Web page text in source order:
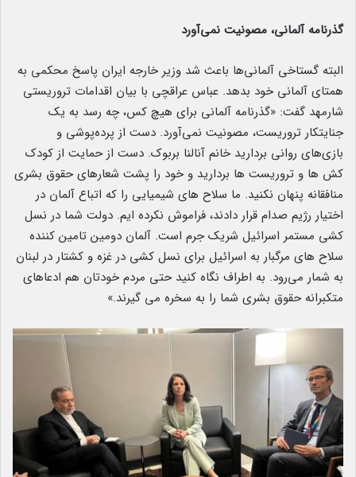
گذرنامه آلمانی، مصونیت نمی‌آورد
البته گستاخی آلمانی‌ها باعث شد وزیر خارجه ایران پاسخ محکمی به
همتای آلمانی خود بدهد. عباس عراقچی با بیان اقدامات تروریستی
شارمهد گفت: «گذرنامه آلمانی برای هیچ کس، چه رسد به یک
جنایتکار تروریست، مصونیت نمی‌آورد. دست از پرده‌پوشی و
بازی‌های روانی بردارید خانم آنالنا بربوک. دست از حمایت از کودک
کش ها و تروریست ها بردارید و خود را پشت شعارهای حقوق بشری
منافقانه پنهان نکنید. ما سلاح های شیمیایی را که اتباع آلمان در
اختیار رژیم صدام قرار دادند، فراموش نکرده ایم. دولت شما در نسل
کشی مستمر اسرائیل شریک جرم است. آلمان دومین تامین کننده
سلاح های مرگبار به اسرائیل برای نسل کشی در غزه و کشتار در لبنان
به شمار می‌رود. به اطراف نگاه کنید حتی مردم خودتان هم ادعاهای
متکبرانه حقوق بشری شما را به سخره می گیرند.»